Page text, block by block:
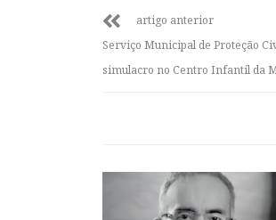
artigo anterior
Serviço Municipal de Proteção
simulacro no Centro Infantil da